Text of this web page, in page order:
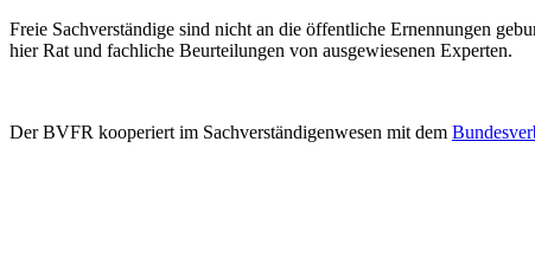
Freie Sachverständige sind nicht an die öffentliche Ernennungen
hier Rat und fachliche Beurteilungen von ausgewiesenen Experten.
Der BVFR kooperiert im Sachverständigenwesen mit dem